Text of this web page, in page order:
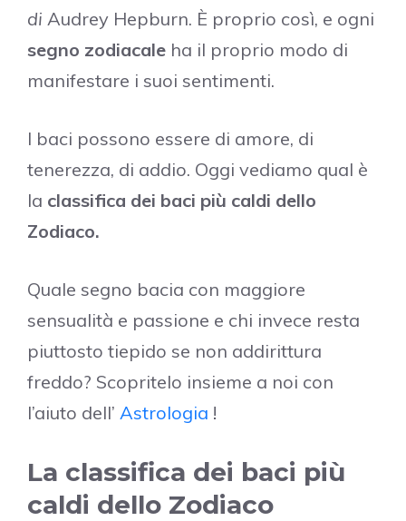
di Audrey Hepburn. È proprio così, e ogni
segno zodiacale ha il proprio modo di
manifestare i suoi sentimenti.
I baci possono essere di amore, di
tenerezza, di addio. Oggi vediamo qual è
la classifica dei baci più caldi dello
Zodiaco.
Quale segno bacia con maggiore
sensualità e passione e chi invece resta
piuttosto tiepido se non addirittura
freddo? Scopritelo insieme a noi con
l’aiuto dell’ Astrologia !
La classifica dei baci più
caldi dello Zodiaco